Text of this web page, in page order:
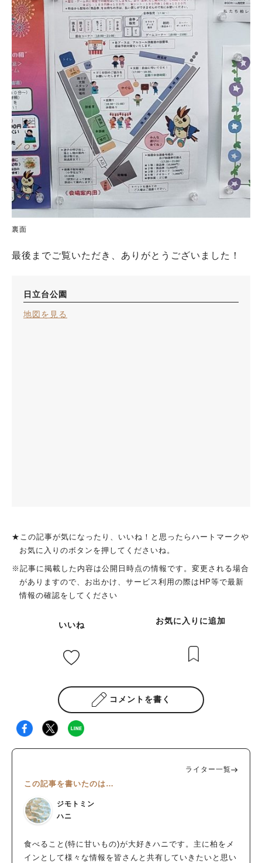
裏面
最後までご覧いただき、ありがとうございました！
日立台公園
地図を見る
★この記事が気になったり、いいね！と思ったらハートマークや
お気に入りのボタンを押してくださいね。
※記事に掲載した内容は公開日時点の情報です。変更される場合
がありますので、お出かけ、サービス利用の際はHP等で最新
情報の確認をしてください
いいね お気に入りに追加
コメントを書く
ライター一覧
この記事を書いたのは…
ジモトミン
ハニ
食べること(特に甘いもの)が大好きハニです。主に柏をメ
インとして様々な情報を皆さんと共有していきたいと思い